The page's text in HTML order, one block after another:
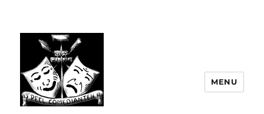
MENU